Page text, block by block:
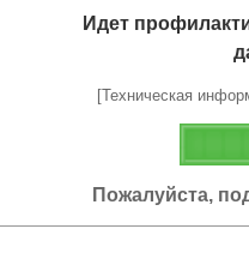
Идет
[Техническая
Пожалуйста,